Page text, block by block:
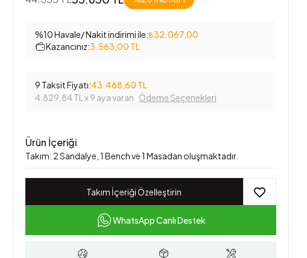
%10 Havale/ Nakit indirimi ile:₺32.067,00
Kazancınız:3.563,00 TL
9 Taksit Fiyatı:43.468,60 TL
4.829,84 TL x 9 aya varan Ödeme Seçenekleri
Ürün İçeriği
Takım: 2 Sandalye, 1 Bench ve 1 Masadan oluşmaktadır.
Takım İçeriği Özelleştirin
WhatsApp Canlı Destek